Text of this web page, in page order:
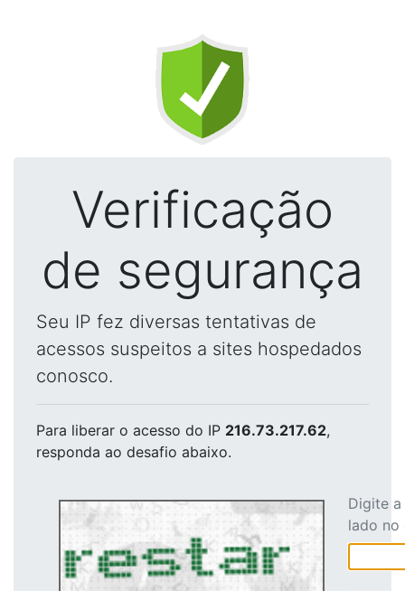
Verificação
de segurança
Seu IP fez diversas tentativas de
acessos suspeitos a sites hospedados
conosco.
Para liberar o acesso do IP 216.73.217.62,
responda ao desafio abaixo.
Digite
lado no